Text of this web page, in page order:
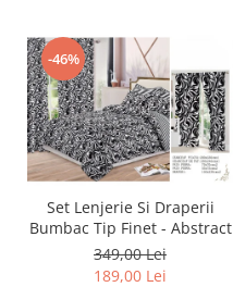
-46%
Set Lenjerie Si Draperii
Bumbac Tip Finet - Abstract
349,00 Lei
189,00 Lei